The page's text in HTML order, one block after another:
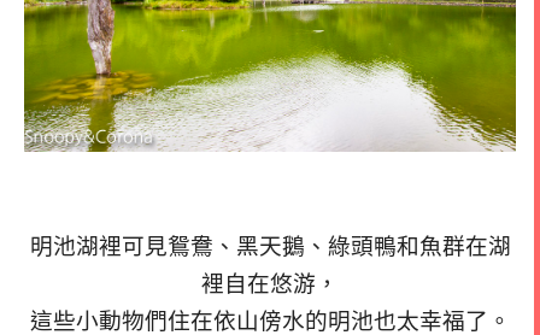
明池湖裡可見鴛鴦、黑天鵝、綠頭鴨和魚群在湖
裡自在悠游，
這些小動物們住在依山傍水的明池也太幸福了。